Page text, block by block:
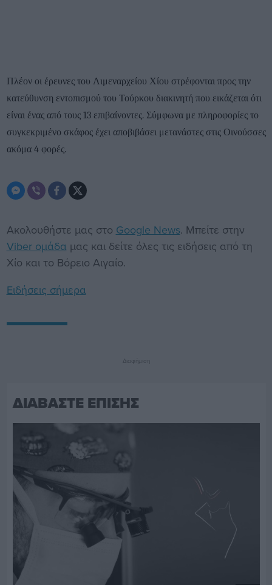
Πλέον οι έρευνες του Λιμεναρχείου Χίου στρέφονται προς την
κατεύθυνση εντοπισμού του Τούρκου διακινητή που εικάζεται ότι
είναι ένας από τους 13 επιβαίνοντες. Σύμφωνα με πληροφορίες το
συγκεκριμένο σκάφος έχει αποβιβάσει μετανάστες στις Οινούσσες
ακόμα 4 φορές.
Ακολουθήστε μας στο Google News. Μπείτε στην
Viber ομάδα μας και δείτε όλες τις ειδήσεις από τη
Χίο και το Βόρειο Αιγαίο.
Ειδήσεις σήμερα
Διαφήμιση
ΔΙΑΒΑΣΤΕ ΕΠΙΣΗΣ